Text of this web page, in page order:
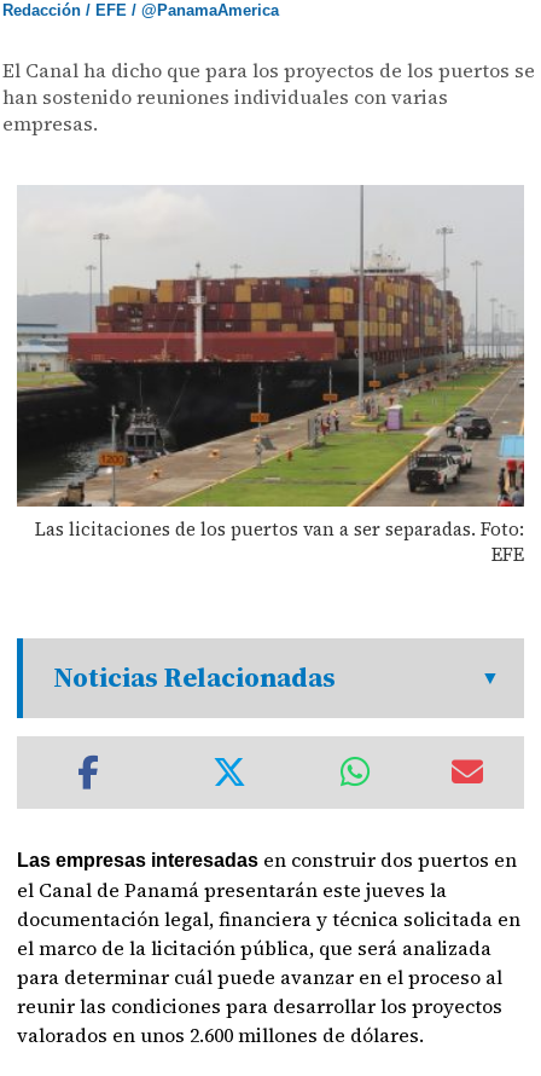
Redacción / EFE / @PanamaAmerica
El Canal ha dicho que para los proyectos de los puertos se
han sostenido reuniones individuales con varias
empresas.
Las licitaciones de los puertos van a ser separadas. Foto:
EFE
Noticias Relacionadas
Las empresas interesadas en construir dos puertos en
el Canal de Panamá presentarán este jueves la
documentación legal, financiera y técnica solicitada en
el marco de la licitación pública, que será analizada
para determinar cuál puede avanzar en el proceso al
reunir las condiciones para desarrollar los proyectos
valorados en unos 2.600 millones de dólares.